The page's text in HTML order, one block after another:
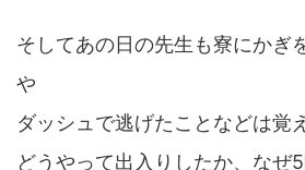
そしてあの日の先生も寮にかぎ
や
ダッシュで逃げたことなどは覚
どうやって出入りしたか、なぜ